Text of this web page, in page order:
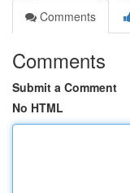
Comments
Comments
Submit a Comment
No HTML